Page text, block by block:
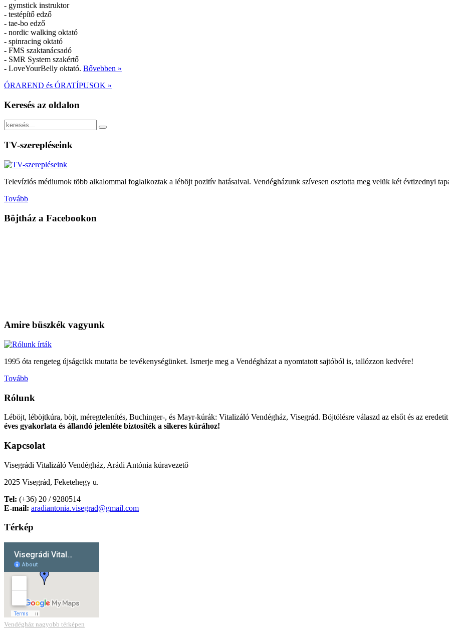
- gymstick instruktor
- testépítő edző
- tae-bo edző
- nordic walking oktató
- spinracing oktató
- FMS szaktanácsadó
- SMR System szakértő
- LoveYourBelly oktató. Bővebben »
ÓRAREND és ÓRATÍPUSOK »
Keresés az oldalon
TV-szerepléseink
Televíziós médiumok több alkalommal foglalkoztak a léböjt pozitív hatásaival. Vendégházunk szívesen osztotta meg velük két évtizednyi
Tovább
Böjtház a Facebookon
Amire büszkék vagyunk
1995 óta rengeteg újságcikk mutatta be tevékenységünket. Ismerje meg a Vendégházat a nyomtatott sajtóból is, tallózzon kedvére!
Tovább
Rólunk
Léböjt, léböjtkúra, böjt, méregtelenítés, Buchinger-, és Mayr-kúrák: Vitalizáló Vendégház, Visegrád. Böjtölésre válaszd az elsőt és az
éves gyakorlata és állandó jelenléte biztosíték a sikeres kúrához!
Kapcsolat
Visegrádi Vitalizáló Vendégház, Arádi Antónia kúravezető
2025 Visegrád, Feketehegy u.
Tel: (+36) 20 / 9280514
E-mail: aradiantonia.visegrad@gmail.com
Térkép
Vendégház nagyobb térképen